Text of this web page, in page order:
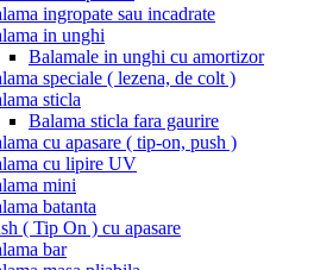
ingropate sau incadrate
in unghi
Balamale in unghi cu amortizor
speciale ( lezena, de colt )
sticla
Balama sticla fara gaurire
cu apasare ( tip-on, push )
cu lipire UV
mini
batanta
( Tip On ) cu apasare
bar